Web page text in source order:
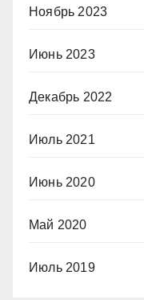
Ноябрь 2023
Июнь 2023
Декабрь 2022
Июль 2021
Июнь 2020
Май 2020
Июль 2019